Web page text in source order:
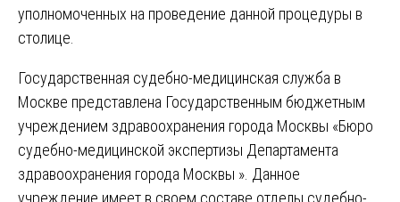
уполномоченных на проведение данной процедуры в
столице.
Государственная судебно-медицинская служба в
Москве представлена Государственным бюджетным
учреждением здравоохранения города Москвы «Бюро
судебно-медицинской экспертизы Департамента
здравоохранения города Москвы ». Данное
учреждение имеет в своем составе отделы судебно-